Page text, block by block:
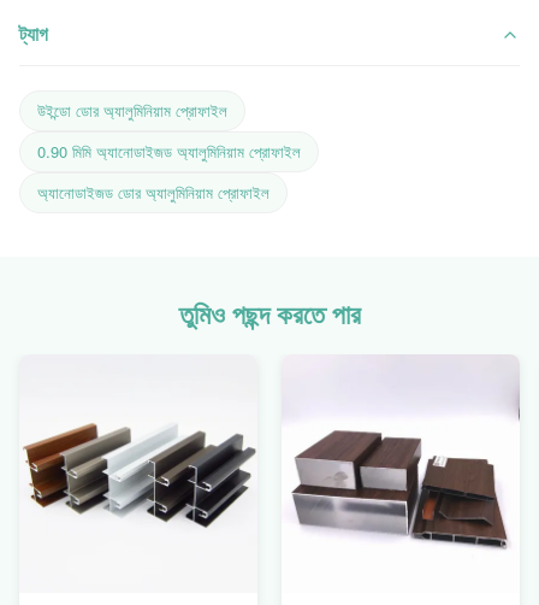
ট্যাগ
উইন্ডো ডোর অ্যালুমিনিয়াম প্রোফাইল
0.90 মিমি অ্যানোডাইজড অ্যালুমিনিয়াম প্রোফাইল
অ্যানোডাইজড ডোর অ্যালুমিনিয়াম প্রোফাইল
তুমিও পছন্দ করতে পার